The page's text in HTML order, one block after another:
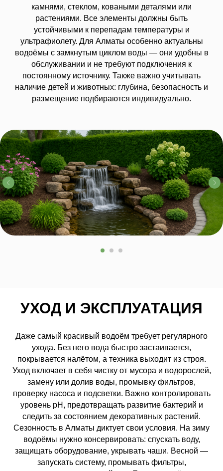
камнями, стеклом, коваными деталями или
растениями. Все элементы должны быть
устойчивыми к перепадам температуры и
ультрафиолету. Для Алматы особенно актуальны
водоёмы с замкнутым циклом воды — они удобны в
обслуживании и не требуют подключения к
постоянному источнику. Также важно учитывать
наличие детей и животных: глубина, безопасность и
размещение подбираются индивидуально.
УХОД И ЭКСПЛУАТАЦИЯ
Даже самый красивый водоём требует регулярного
ухода. Без него вода быстро застаивается,
покрывается налётом, а техника выходит из строя.
Уход включает в себя чистку от мусора и водорослей,
замену или долив воды, промывку фильтров,
проверку насоса и подсветки. Важно контролировать
уровень pH, предотвращать развитие бактерий и
следить за состоянием декоративных растений.
Сезонность в Алматы диктует свои условия. На зиму
водоёмы нужно консервировать: спускать воду,
защищать оборудование, укрывать чаши. Весной —
запускать систему, промывать фильтры,